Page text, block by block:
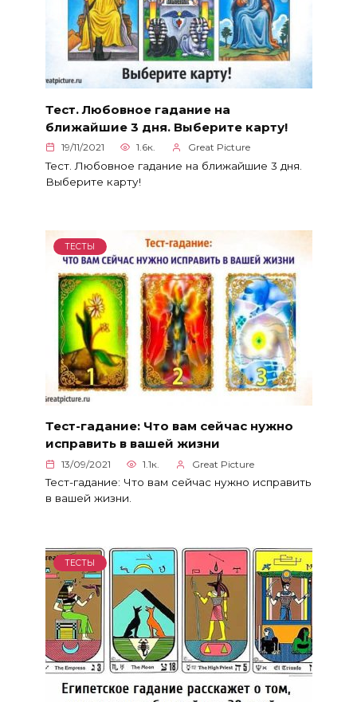
Тест. Любовное гадание на
ближайшие 3 дня. Выберите карту!
19/11/2021 1.6к. Great Picture
Тест. Любовное гадание на ближайшие 3 дня.
Выберите карту!
ТЕСТЫ
Тест-гадание: Что вам сейчас нужно
исправить в вашей жизни
13/09/2021 1.1к. Great Picture
Тест-гадание: Что вам сейчас нужно исправить
в вашей жизни.
ТЕСТЫ